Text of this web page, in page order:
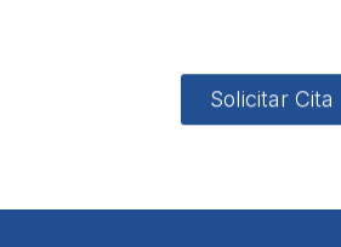
Solicitar Cita